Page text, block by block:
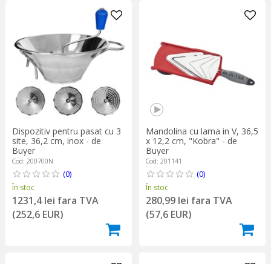
Dispozitiv pentru pasat cu 3
site, 36,2 cm, inox - de
Buyer
Cod: 200700N
(0)
În stoc
1231,4 lei fara TVA
(252,6 EUR)
Mandolina cu lama in V, 36,5
x 12,2 cm, "Kobra" - de
Buyer
Cod: 201141
(0)
În stoc
280,99 lei fara TVA
(57,6 EUR)